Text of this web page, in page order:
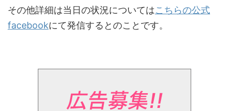
その他詳細は当日の状況についてはこちらの公式
facebookにて発信するとのことです。